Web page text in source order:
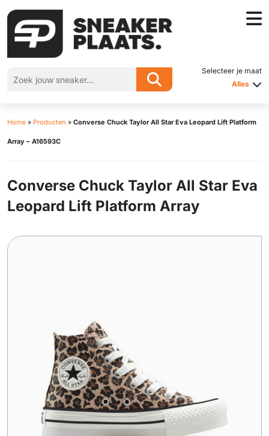
Selecteer je maat
Alles
Home » Producten » Converse Chuck Taylor All Star Eva Leopard Lift Platform
Array – A16593C
Converse Chuck Taylor All Star Eva
Leopard Lift Platform Array